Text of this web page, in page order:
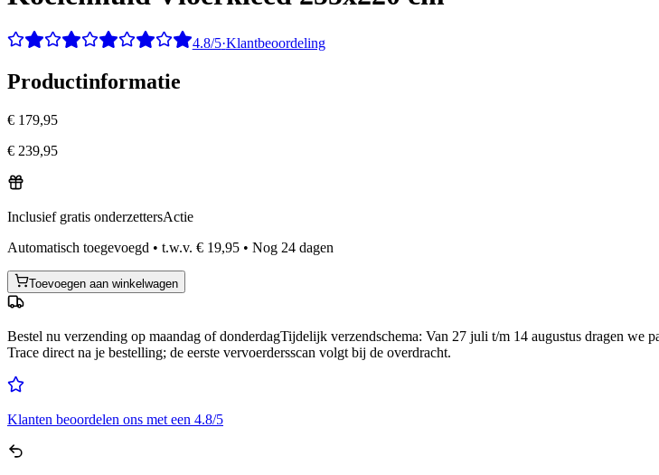
4.8/5·Klantbeoordeling
Productinformatie
€ 179,95
€ 239,95
Inclusief gratis onderzettersActie
Automatisch toegevoegd • t.w.v. € 19,95 • Nog 24 dagen
Toevoegen aan winkelwagen
Bestel nu verzending op maandag of donderdagTijdelijk verzendschema: Van 27 juli t/m 14 augustus dragen we
Trace direct na je bestelling; de eerste vervoerdersscan volgt bij de overdracht.
Klanten beoordelen ons met een 4.8/5